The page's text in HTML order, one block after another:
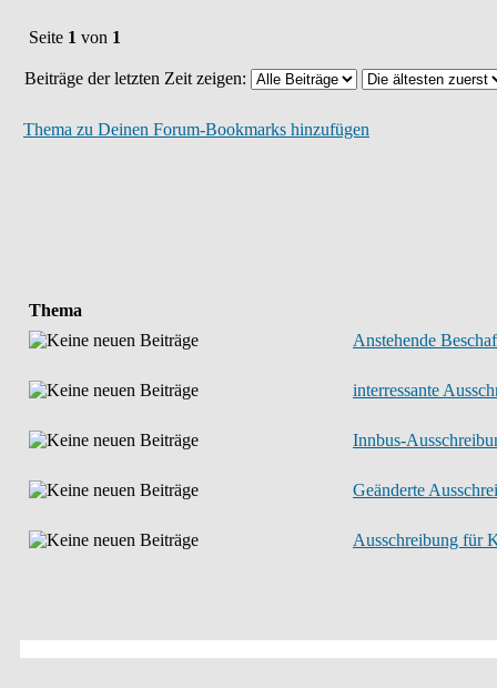
Seite 1 von 1
Beiträge der letzten Zeit zeigen:
Thema zu Deinen Forum-Bookmarks hinzufügen
Thema
Anstehende
interressante
Innbus-
Geänderte
Ausschreibung für